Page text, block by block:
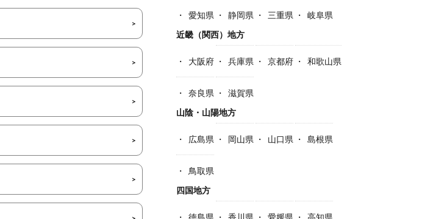
愛知県 静岡県 三重県
岐阜県
近畿（関西）地方
大阪府 兵庫県 京都府 和歌山県
奈良県
滋賀県
山陰・山陽地方
広島県 岡山県 山口県 島根県
鳥取県
四国地方
徳島県 香川県 愛媛県
高知県